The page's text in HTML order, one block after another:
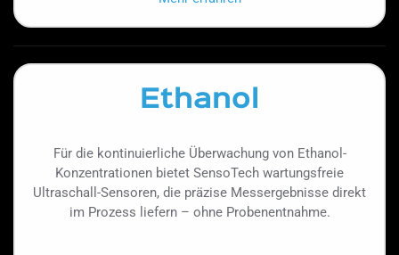
Ethanol
Für die kontinuierliche Überwachung von Ethanol-
Konzentrationen bietet SensoTech wartungsfreie
Ultraschall-Sensoren, die präzise Messergebnisse direkt
im Prozess liefern – ohne Probenentnahme.